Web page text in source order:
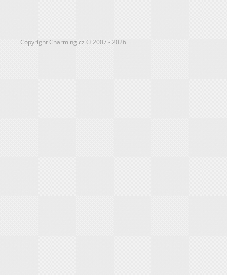
Copyright Charming.cz © 2007 - 2026